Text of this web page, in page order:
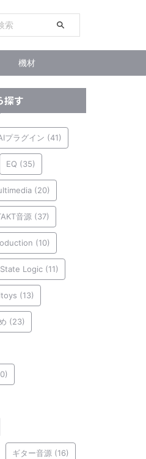
機材
探す
プラグイン (41)
EQ (35)
(20)
音源 (37)
(10)
Logic (11)
(13)
(23)
ギター音源 (16)